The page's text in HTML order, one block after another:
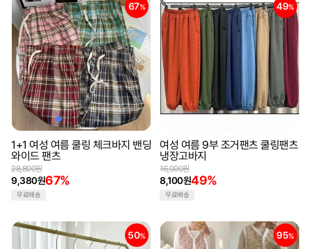
67%
1+1 여성 여름 쿨링 체크바지 밴딩
와이드 팬츠
9,380원67%
28,800원
무료배송
49%
여성 여름 9부 조거팬츠 쿨링팬츠
냉장고바지
8,100원49%
16,000원
무료배송
50% 95%